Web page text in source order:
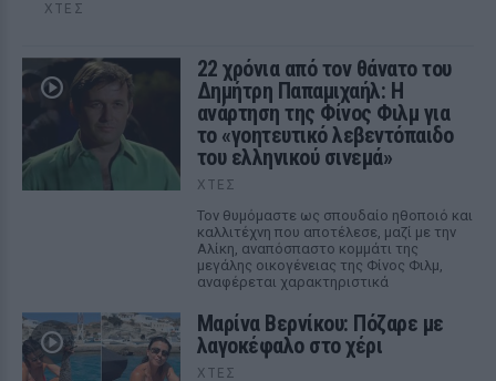
ΧΤΕΣ
22 χρόνια από τον θάνατο του
Δημήτρη Παπαμιχαήλ: Η
ανάρτηση της Φίνος Φιλμ για
το «γοητευτικό λεβεντόπαιδο
του ελληνικού σινεμά»
ΧΤΕΣ
Τον θυμόμαστε ως σπουδαίο ηθοποιό και
καλλιτέχνη που αποτέλεσε, μαζί με την
Αλίκη, αναπόσπαστο κομμάτι της
μεγάλης οικογένειας της Φίνος Φιλμ,
αναφέρεται χαρακτηριστικά
Μαρίνα Βερνίκου: Πόζαρε με
λαγοκέφαλο στο χέρι
ΧΤΕΣ